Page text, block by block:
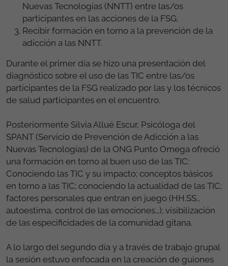
Nuevas Tecnologías (NNTT) entre las/os
participantes en las acciones de la FSG.
Recibir formación en torno a la prevención de la
adicción a las NNTT.
Durante el primer día se hizo una presentación del
diagnóstico sobre el uso de las TIC entre las/os
participantes de la FSG realizado por las y los técnicos
de salud participantes en el encuentro.
Posteriormente Silvia Allué Escur, Psicóloga del
SPANT (Servicio de Prevención de Adicción a las
Nuevas Tecnologías) de la ONG Punto Omega ofreció
una formación en torno al buen uso de las TIC:
Conociendo las TIC y su impacto; conceptos básicos
en torno a las TIC; conociendo la actualidad de las TIC;
factores personales que entran en juego (HH.SS.,
autoestima, control de las emociones…); visibilización
de las especificidades de la comunidad gitana.
A lo largo del segundo día y a través de trabajo grupal
la sesión estuvo enfocada en la creación de guiones